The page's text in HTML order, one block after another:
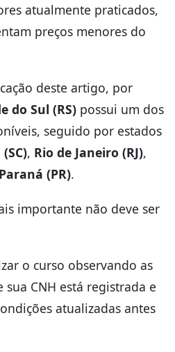
atualmente praticados,
preços menores do
deste artigo, por
do Sul (RS) possui um dos
seguido por estados
, Rio de Janeiro (RJ),
Paraná (PR).
importante não deve ser
o curso observando as
CNH está registrada e
atualizadas antes